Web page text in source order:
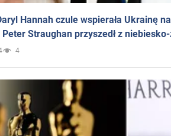
Hannah czule wspierała Ukrainę
Straughan przyszedł z
4